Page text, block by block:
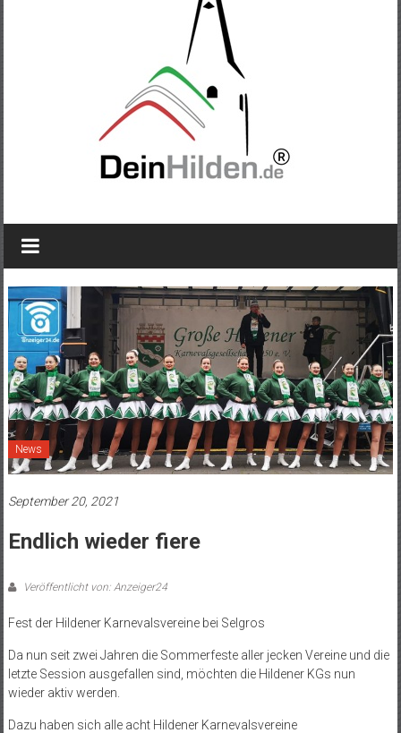
News
September 20, 2021
Endlich wieder fiere
Veröffentlicht von: Anzeiger24
Fest der Hildener Karnevalsvereine bei Selgros
Da nun seit zwei Jahren die Sommerfeste aller jecken Vereine und die
letzte Session ausgefallen sind, möchten die Hildener KGs nun
wieder aktiv werden.
Dazu haben sich alle acht Hildener Karnevalsvereine